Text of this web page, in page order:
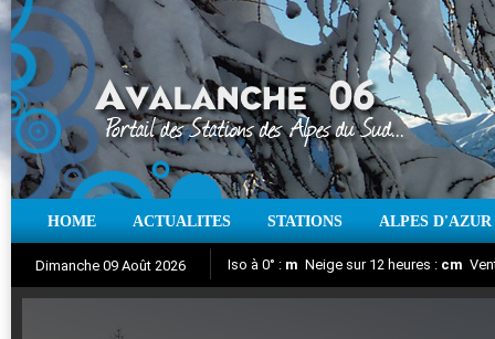
HOME ACTUALITES STATIONS ALPES D'AZUR
Dimanche 09 Août 2026 Iso à 0° : m Neige sur 12 heures : cm